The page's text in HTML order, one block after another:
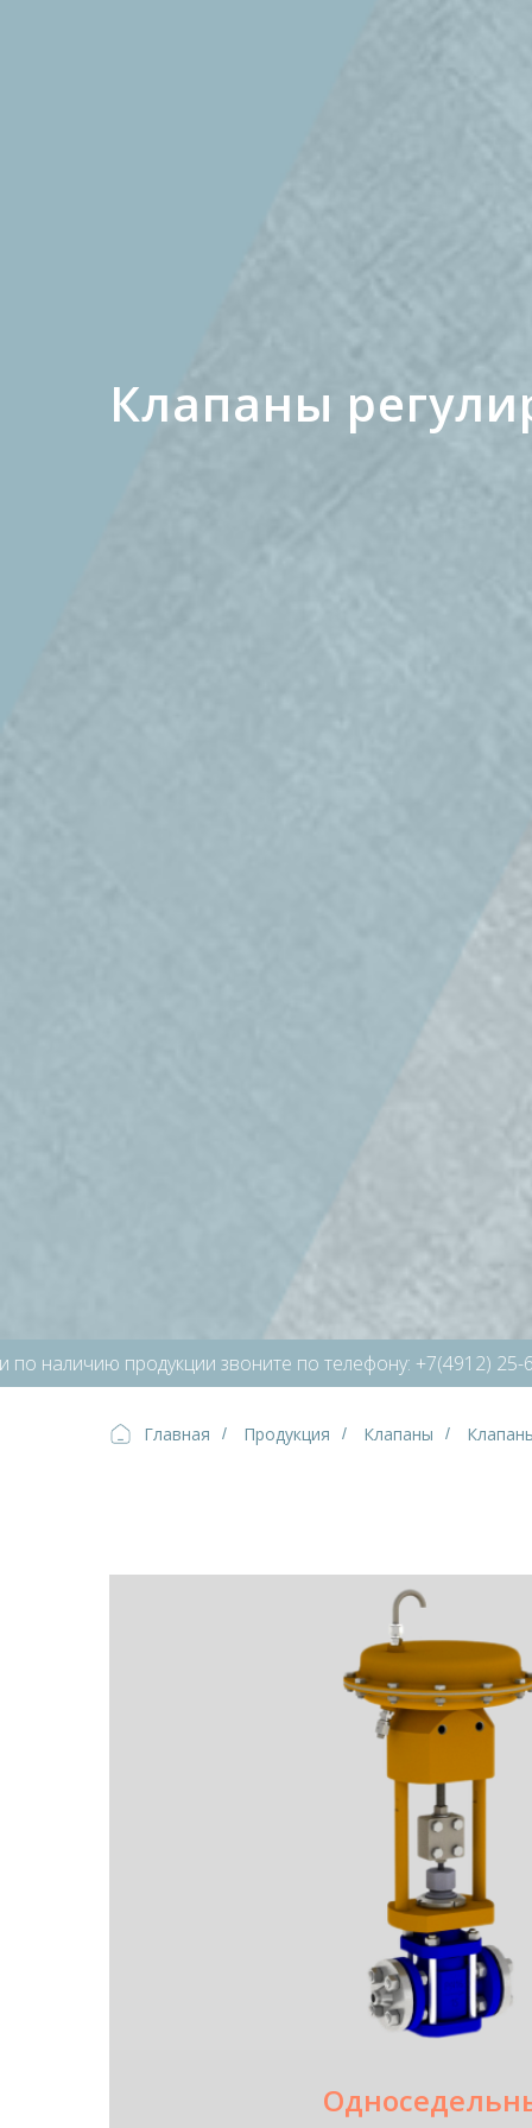
Клапаны
продукции звоните по телефону: +7(4912) 25-66-35
Главная / Продукция / Клапаны /